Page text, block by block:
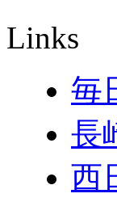
Links
毎
長
西